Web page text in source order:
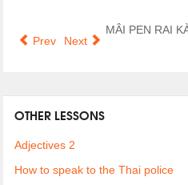
MÂI PEN RAI
Prev
Next
OTHER LESSONS
Adjectives 2
How to speak to the Thai police